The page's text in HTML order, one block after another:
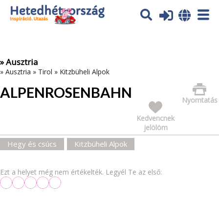
Az oldal sütiket (cookies) használ. További tájékoztatás itt:
Adatvédelmi tájékoztató
» Ausztria
» Ausztria » Tirol » Kitzbüheli Alpok
ALPENROSENBAHN
Nyomtatás
Kedvencnek
jelölöm
Hegy és csúcs Kitzbüheli Alpok
Ezt a helyet még nem értékelték. Legyél Te az első: